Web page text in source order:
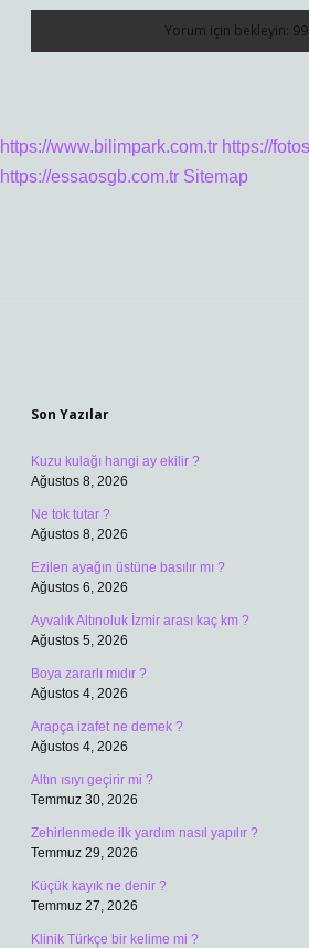
https://www.bilimpark.com.tr https://
https://essaosgb.com.tr Sitemap
Son Yazılar
Kuzu kulağı hangi ay ekilir ?
Ağustos 8, 2026
Ne tok tutar ?
Ağustos 8, 2026
Ezilen ayağın üstüne basılır mı ?
Ağustos 6, 2026
Ayvalık Altınoluk İzmir arası kaç km ?
Ağustos 5, 2026
Boya zararlı mıdır ?
Ağustos 4, 2026
Arapça izafet ne demek ?
Ağustos 4, 2026
Altın ısıyı geçirir mi ?
Temmuz 30, 2026
Zehirlenmede ilk yardım nasıl yapılır ?
Temmuz 29, 2026
Küçük kayık ne denir ?
Temmuz 27, 2026
Klinik Türkçe bir kelime mi ?